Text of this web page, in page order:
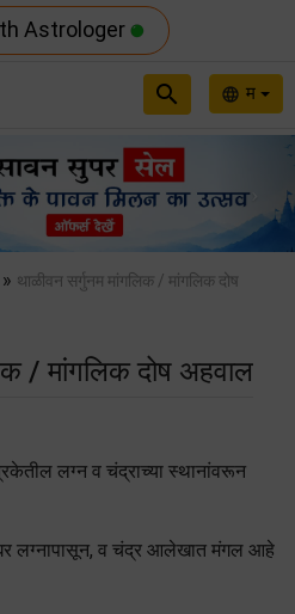
Astrologer
language म
search
» थाळीवन सर्गुनम मांगलिक / मांगलिक दोष
/ मांगलिक दोष अहवाल
लग्न व चंद्राच्या स्थानांवरून
लग्नापासून, व चंद्र आलेखात मंगल आहे